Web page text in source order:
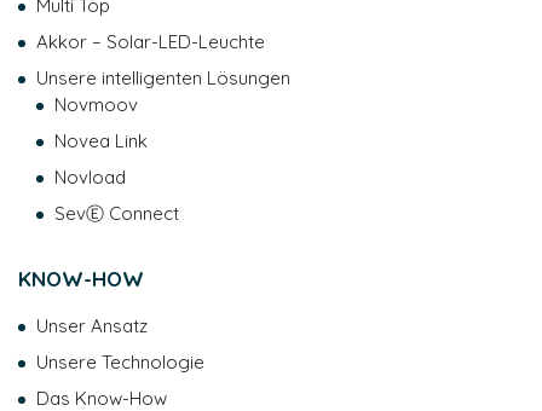
Multi Top
Akkor – Solar-LED-Leuchte
Unsere intelligenten Lösungen
Novmoov
Novea Link
Novload
SevⒺ Connect
KNOW-HOW
Unser Ansatz
Unsere Technologie
Das Know-How